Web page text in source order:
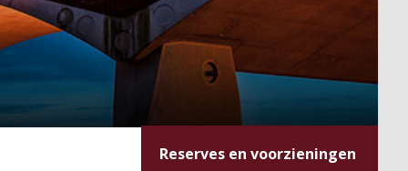
Reserves en voorzieningen